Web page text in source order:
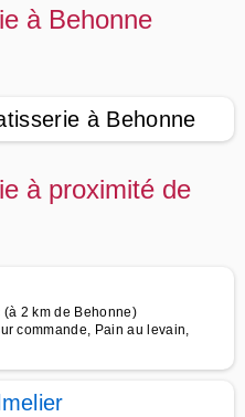
à Behonne
à Behonne
à proximité de
2 km de Behonne)
commande, Pain au levain,